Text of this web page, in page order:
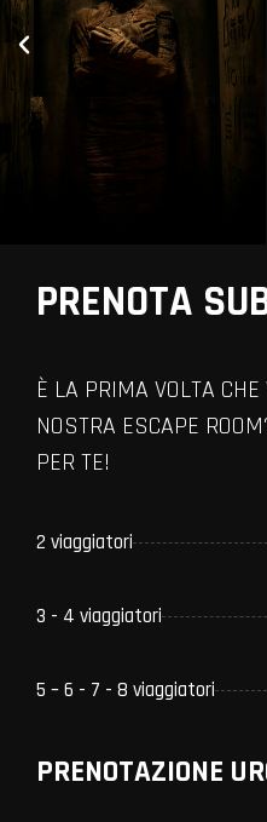
PRENOTA
È LA PRIMA VOLTA
NOSTRA ESCAPE
PER TE!
2 viaggiatori
3 - 4 viaggiatori
5 – 6 - 7 - 8 viaggiatori
PRENOTAZIONE